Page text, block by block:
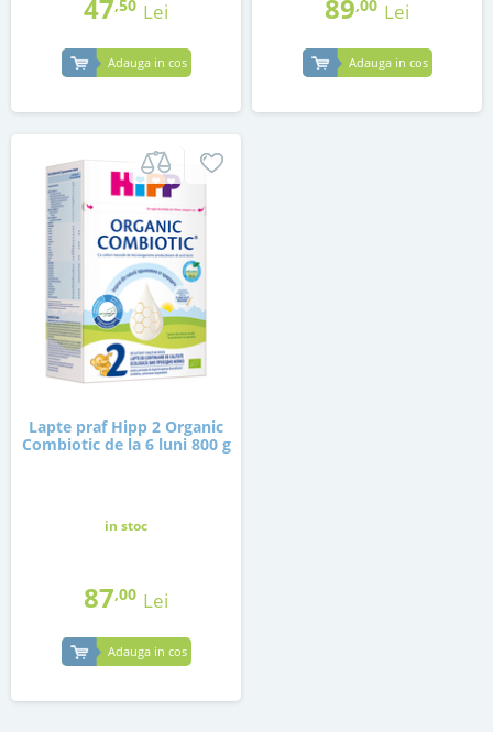
47,50 Lei
Adauga in cos
89,00 Lei
Adauga in cos
Lapte praf Hipp 2 Organic
Combiotic de la 6 luni 800 g
in stoc
87,00 Lei
Adauga in cos